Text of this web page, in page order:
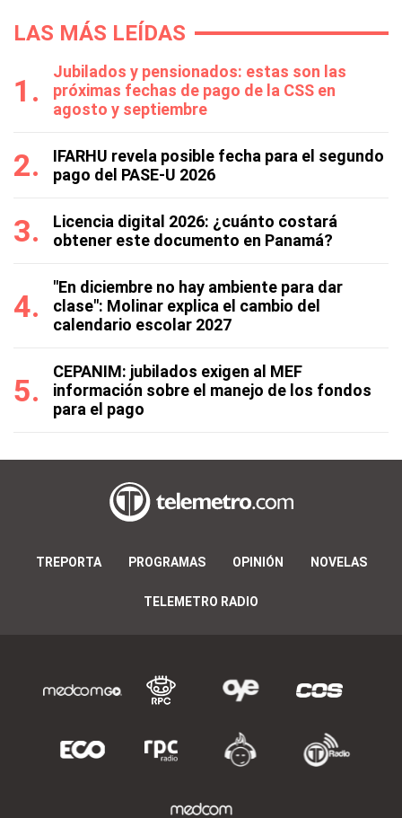
LAS MÁS LEÍDAS
Jubilados y pensionados: estas son las
próximas fechas de pago de la CSS en
agosto y septiembre
IFARHU revela posible fecha para el segundo
pago del PASE-U 2026
Licencia digital 2026: ¿cuánto costará
obtener este documento en Panamá?
"En diciembre no hay ambiente para dar
clase": Molinar explica el cambio del
calendario escolar 2027
CEPANIM: jubilados exigen al MEF
información sobre el manejo de los fondos
para el pago
TREPORTA PROGRAMAS OPINIÓN NOVELAS
TELEMETRO RADIO